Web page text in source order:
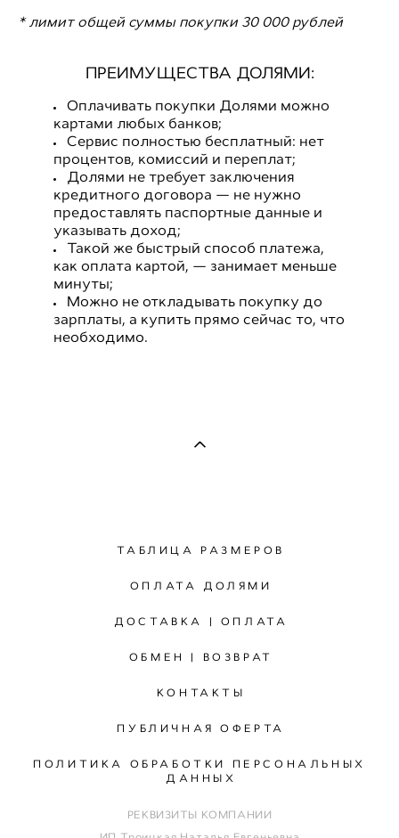
* лимит общей суммы покупки 30 000 рублей
ПРЕИМУЩЕСТВА ДОЛЯМИ:
Оплачивать покупки Долями можно
картами любых банков;
Сервис полностью бесплатный: нет
процентов, комиссий и переплат;
Долями не требует заключения
кредитного договора — не нужно
предоставлять паспортные данные и
указывать доход;
Такой же быстрый способ платежа,
как оплата картой, — занимает меньше
минуты;
Можно не откладывать покупку до
зарплаты, а купить прямо сейчас то, что
необходимо.
ТАБЛИЦА РАЗМЕРОВ
ОПЛАТА ДОЛЯМИ
ДОСТАВКА | ОПЛАТА
ОБМЕН | ВОЗВРАТ
КОНТАКТЫ
ПУБЛИЧНАЯ ОФЕРТА
ПОЛИТИКА ОБРАБОТКИ ПЕРСОНАЛЬНЫХ
ДАННЫХ
РЕКВИЗИТЫ КОМПАНИИ